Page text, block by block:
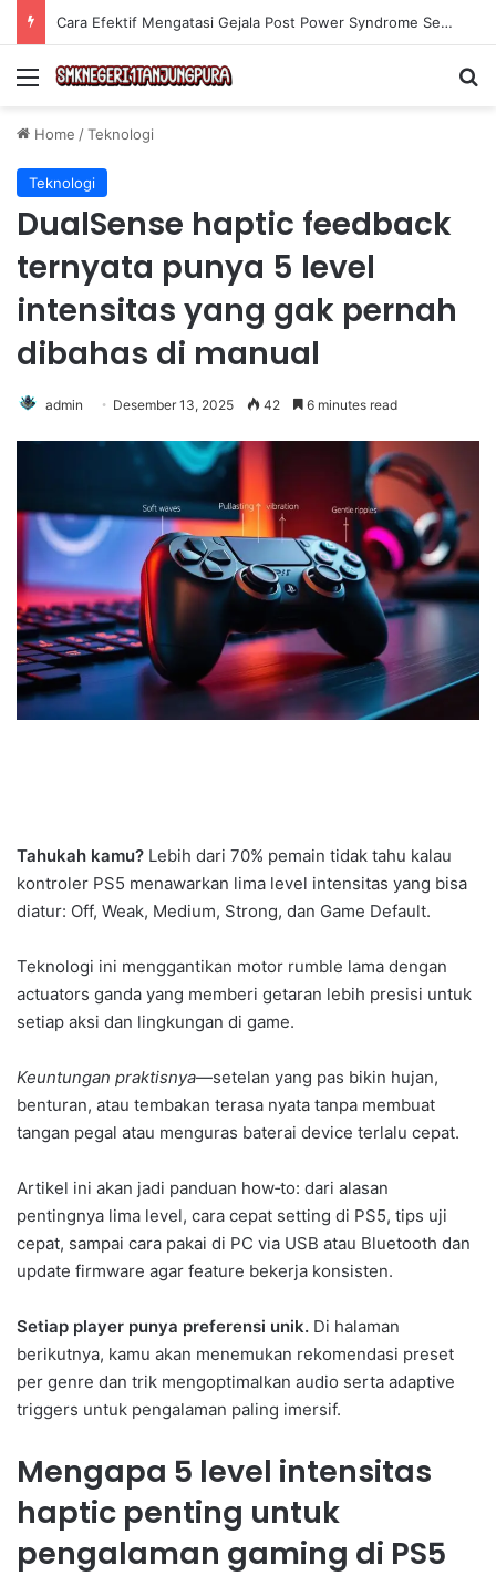
Olahraga Tanpa Alat untuk Menjaga Kebugaran Tubuh secara Efektif di Rumah
Menu
Home /Teknologi
Teknologi
DualSense haptic feedback
ternyata punya 5 level
intensitas yang gak pernah
dibahas di manual
admin Desember 13, 2025 42 6 minutes read
Tahukah kamu? Lebih dari 70% pemain tidak tahu kalau
kontroler PS5 menawarkan lima level intensitas yang bisa
diatur: Off, Weak, Medium, Strong, dan Game Default.
Teknologi ini menggantikan motor rumble lama dengan
actuators ganda yang memberi getaran lebih presisi untuk
setiap aksi dan lingkungan di game.
Keuntungan praktisnya—setelan yang pas bikin hujan,
benturan, atau tembakan terasa nyata tanpa membuat
tangan pegal atau menguras baterai device terlalu cepat.
Artikel ini akan jadi panduan how‑to: dari alasan
pentingnya lima level, cara cepat setting di PS5, tips uji
cepat, sampai cara pakai di PC via USB atau Bluetooth dan
update firmware agar feature bekerja konsisten.
Setiap player punya preferensi unik. Di halaman
berikutnya, kamu akan menemukan rekomendasi preset
per genre dan trik mengoptimalkan audio serta adaptive
triggers untuk pengalaman paling imersif.
Mengapa 5 level intensitas
haptic penting untuk
pengalaman gaming di PS5